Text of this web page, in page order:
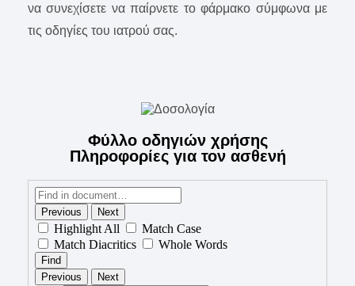
να συνεχίσετε να παίρνετε το φάρμακο σύμφωνα με
τις οδηγίες του ιατρού σας.
Φύλλο οδηγιών χρήσης
Πληροφορίες για τον ασθενή